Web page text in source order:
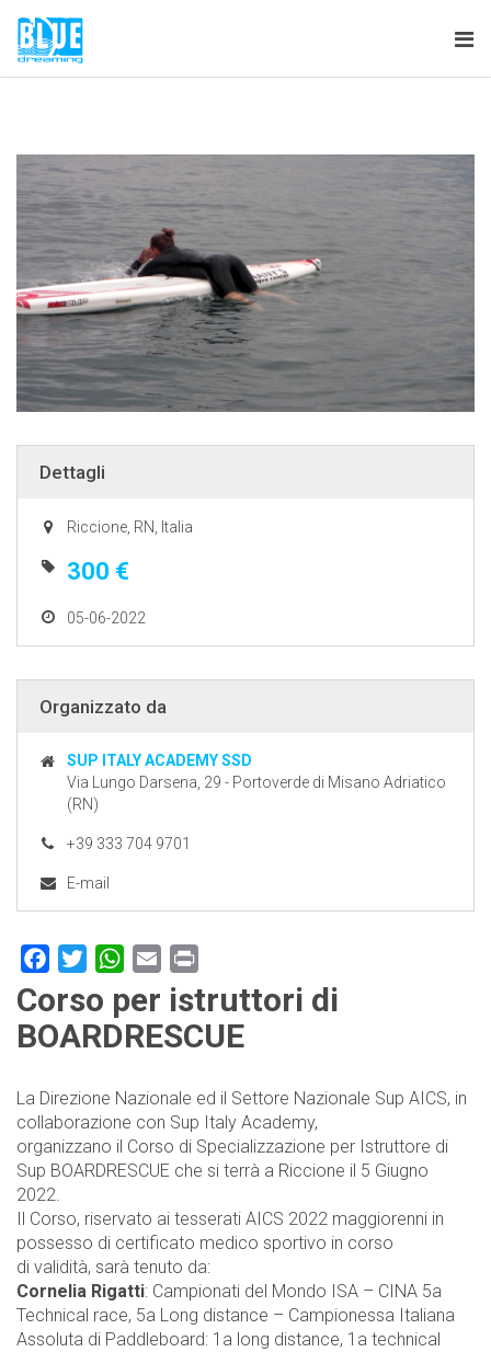
Dettagli
Riccione, RN, Italia
300 €
05-06-2022
Organizzato da
SUP ITALY ACADEMY SSD
Via Lungo Darsena, 29 - Portoverde di Misano Adriatico
(RN)
+39 333 704 9701
E-mail
FacebookTwitterWhatsApp
Email
Corso per istruttori di
BOARDRESCUE
La Direzione Nazionale ed il Settore Nazionale Sup AICS, in
collaborazione con Sup Italy Academy,
organizzano il Corso di Specializzazione per Istruttore di
Sup BOARDRESCUE che si terrà a Riccione il 5 Giugno
2022.
Il Corso, riservato ai tesserati AICS 2022 maggiorenni in
possesso di certificato medico sportivo in corso
di validità, sarà tenuto da:
Cornelia Rigatti: Campionati del Mondo ISA – CINA 5a
Technical race, 5a Long distance – Campionessa Italiana
Assoluta di Paddleboard: 1a long distance, 1a technical